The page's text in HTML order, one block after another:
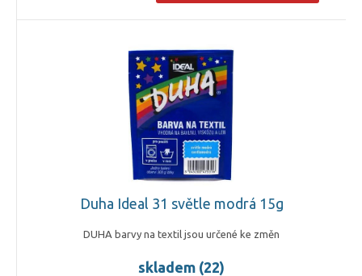
Duha Ideal 31 světle modrá 15g
DUHA barvy na textil jsou určené ke změn
skladem (22)